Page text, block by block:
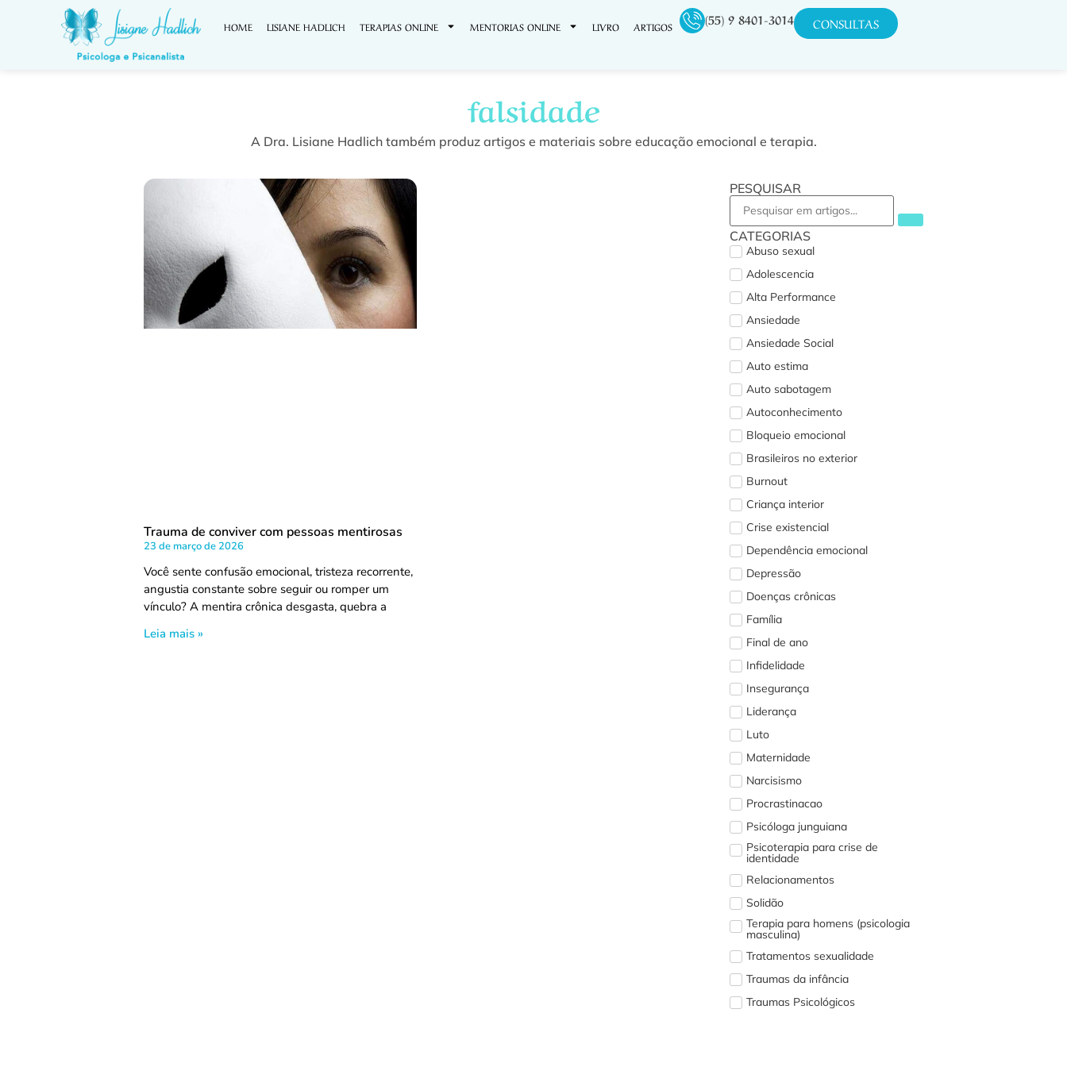
HOME LISIANE HADLICH TERAPIAS ONLINE MENTORIAS ONLINE LIVRO ARTIGOS (55) 9 8401-3014 CONSULTAS
falsidade
A Dra. Lisiane Hadlich também produz artigos e materiais sobre educação emocional e terapia.
Trauma de conviver com pessoas mentirosas
23 de março de 2026
Você sente confusão emocional, tristeza recorrente,
angustia constante sobre seguir ou romper um
vínculo? A mentira crônica desgasta, quebra a
Leia mais »
PESQUISAR
CATEGORIAS
Abuso sexual
Adolescencia
Alta Performance
Ansiedade
Ansiedade Social
Auto estima
Auto sabotagem
Autoconhecimento
Bloqueio emocional
Brasileiros no exterior
Burnout
Criança interior
Crise existencial
Dependência emocional
Depressão
Doenças crônicas
Família
Final de ano
Infidelidade
Insegurança
Liderança
Luto
Maternidade
Narcisismo
Procrastinacao
Psicóloga junguiana
Psicoterapia para crise de
identidade
Relacionamentos
Solidão
Terapia para homens (psicologia
masculina)
Tratamentos sexualidade
Traumas da infância
Traumas Psicológicos